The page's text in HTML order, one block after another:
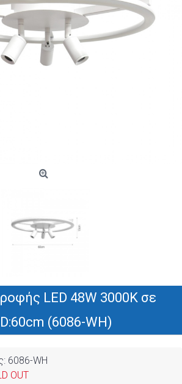
LED 48W 3000K σε
(6086-WH)
6086-WH
OUT